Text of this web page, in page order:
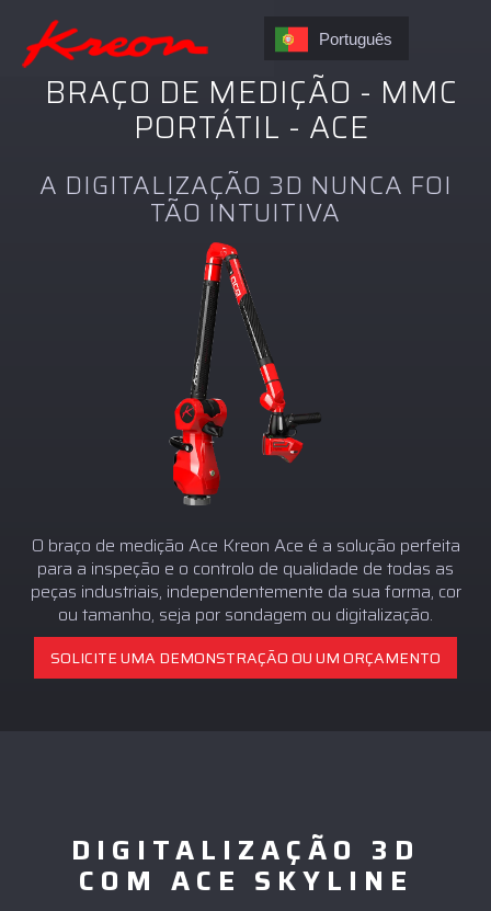
BRAÇO DE MEDIÇÃO - MMC
PORTÁTIL - ACE
A DIGITALIZAÇÃO 3D NUNCA FOI
TÃO INTUITIVA
O braço de medição Ace Kreon Ace é a solução perfeita
para a inspeção e o controlo de qualidade de todas as
peças industriais, independentemente da sua forma, cor
ou tamanho, seja por sondagem ou digitalização.
SOLICITE UMA DEMONSTRAÇÃO OU UM ORÇAMENTO
DIGITALIZAÇÃO 3D
COM ACE SKYLINE
Português